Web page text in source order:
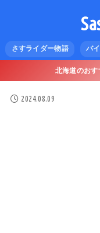
さすライダー物語 バ
北海道のお
2024.08.09